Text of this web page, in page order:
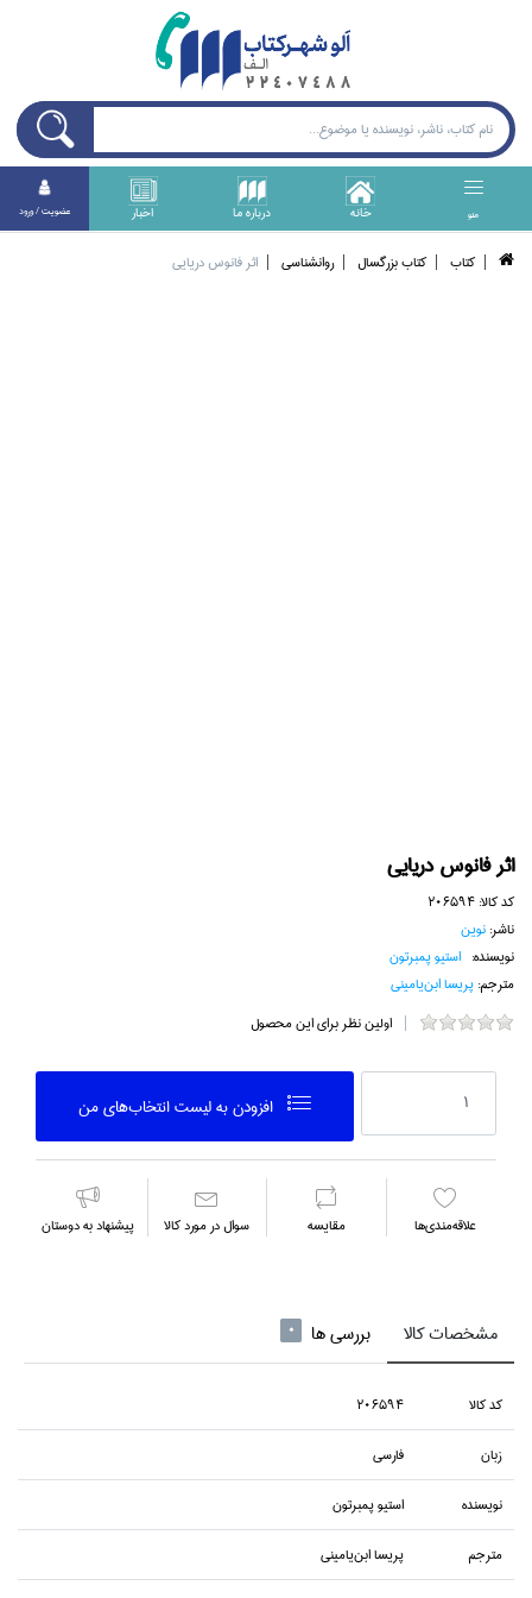
منو خانه درباره ما اخبار عضويت / ورود
كتاب كتاب بزرگسال روانشناسي اثر فانوس دريايي
اثر فانوس دريايي
کد کالا:206594
ناشر:نوين
نویسنده: استيو پمبرتون
مترجم:پريسا ابن‌ياميني
اولین نظر برای این محصول
افزودن به ليست انتخاب‌هاي من
علاقه‌مندي‌ها مقايسه سوال در مورد كالا پیشنهاد به دوستان
مشخصات کالا بررسی ها 0
كد كالا
206594
زبان
فارسي
نويسنده
استيو پمبرتون
مترجم
پريسا ابن‌ياميني